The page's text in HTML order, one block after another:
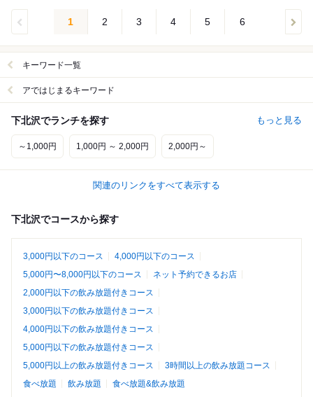
1 2 3 4 5 6
キーワード一覧
アではじまるキーワード
下北沢でランチを探す もっと見る
～1,000円 1,000円 ～ 2,000円 2,000円～
関連のリンクをすべて表示する
下北沢でコースから探す
3,000円以下のコース
4,000円以下のコース
5,000円〜8,000円以下のコース
ネット予約できるお店
2,000円以下の飲み放題付きコース
3,000円以下の飲み放題付きコース
4,000円以下の飲み放題付きコース
5,000円以下の飲み放題付きコース
5,000円以上の飲み放題付きコース
3時間以上の飲み放題コース
食べ放題
飲み放題 食べ放題&飲み放題